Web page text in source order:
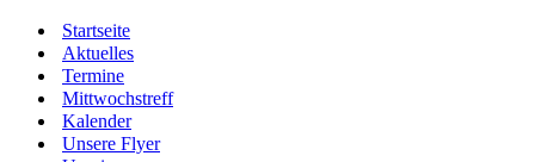
Startseite
Aktuelles
Termine
Mittwochstreff
Kalender
Unsere Flyer